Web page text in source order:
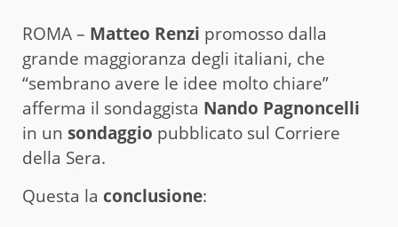
ROMA – Matteo Renzi promosso dalla
grande maggioranza degli italiani, che
“sembrano avere le idee molto chiare”
afferma il sondaggista Nando Pagnoncelli
in un sondaggio pubblicato sul Corriere
della Sera.
Questa la conclusione: